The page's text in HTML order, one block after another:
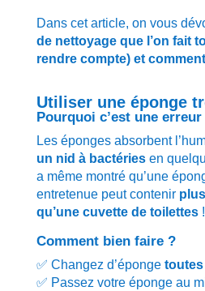
Dans cet article, on vous
de nettoyage que l’on fait
rendre compte) et
Utiliser une éponge
Pourquoi c’est une erreur
Les éponges absorbent
un nid à bactériesen
a même montré qu’une
entretenue peut contenir
qu’une cuvette de toilettes!
Comment bien faire ?
✅ Changez d’éponge toutes
✅ Passez votre éponge au